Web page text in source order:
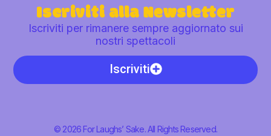
Iscriviti alla Newsletter
Iscriviti per rimanere sempre aggiornato sui
nostri spettacoli
Iscriviti
© 2026 For Laughs’ Sake. All Rights Reserved.